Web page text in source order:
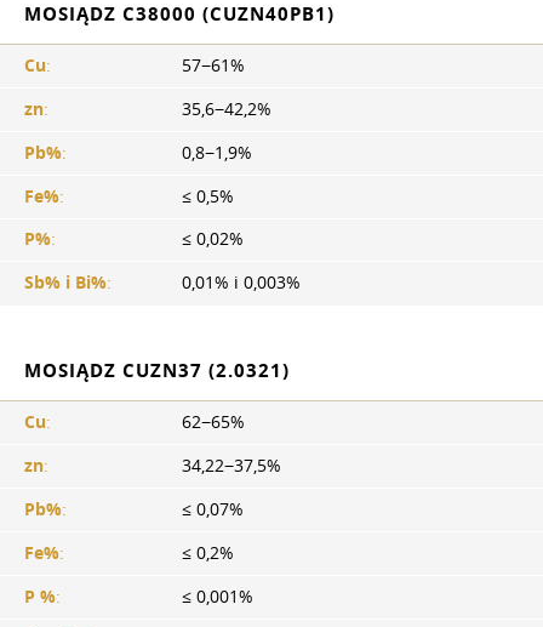
MOSIĄDZ C38000 (CUZN40PB1)
Cu:
57−61%
zn:
35,6−42,2%
Pb%:
0,8−1,9%
Fe%:
≤ 0,5%
P%:
≤ 0,02%
Sb% i Bi%: 0,01% i 0,003%
MOSIĄDZ CUZN37 (2.0321)
Cu:
62−65%
zn:
34,22−37,5%
Pb%:
≤ 0,07%
Fe%:
≤ 0,2%
P %:
≤ 0,001%